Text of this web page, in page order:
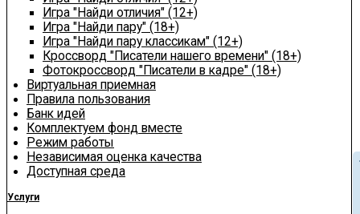
Игра "Найди отличия" (12+)
Игра "Найди пару" (18+)
Игра "Найди пару классикам" (12+)
Кроссворд "Писатели нашего времени" (18+)
Фотокроссворд "Писатели в кадре" (18+)
Виртуальная приемная
Правила пользования
Банк идей
Комплектуем фонд вместе
Режим работы
Независимая оценка качества
Доступная среда
Услуги